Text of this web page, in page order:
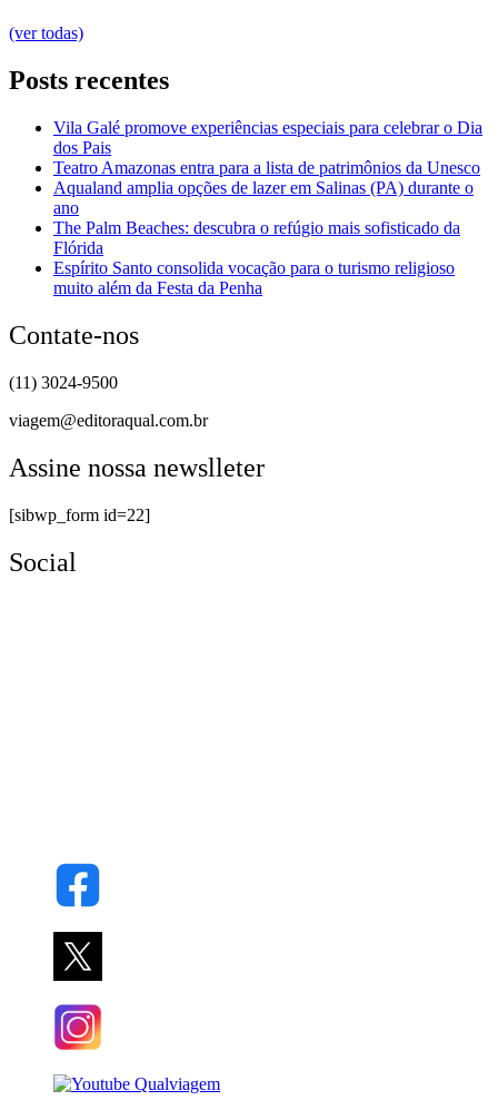
(ver todas)
Posts recentes
Vila Galé promove experiências especiais para celebrar o Dia
dos Pais
Teatro Amazonas entra para a lista de patrimônios da Unesco
Aqualand amplia opções de lazer em Salinas (PA) durante o
ano
The Palm Beaches: descubra o refúgio mais sofisticado da
Flórida
Espírito Santo consolida vocação para o turismo religioso
muito além da Festa da Penha
Contate-nos
(11) 3024-9500
viagem@editoraqual.com.br
Assine nossa newslleter
[sibwp_form id=22]
Social